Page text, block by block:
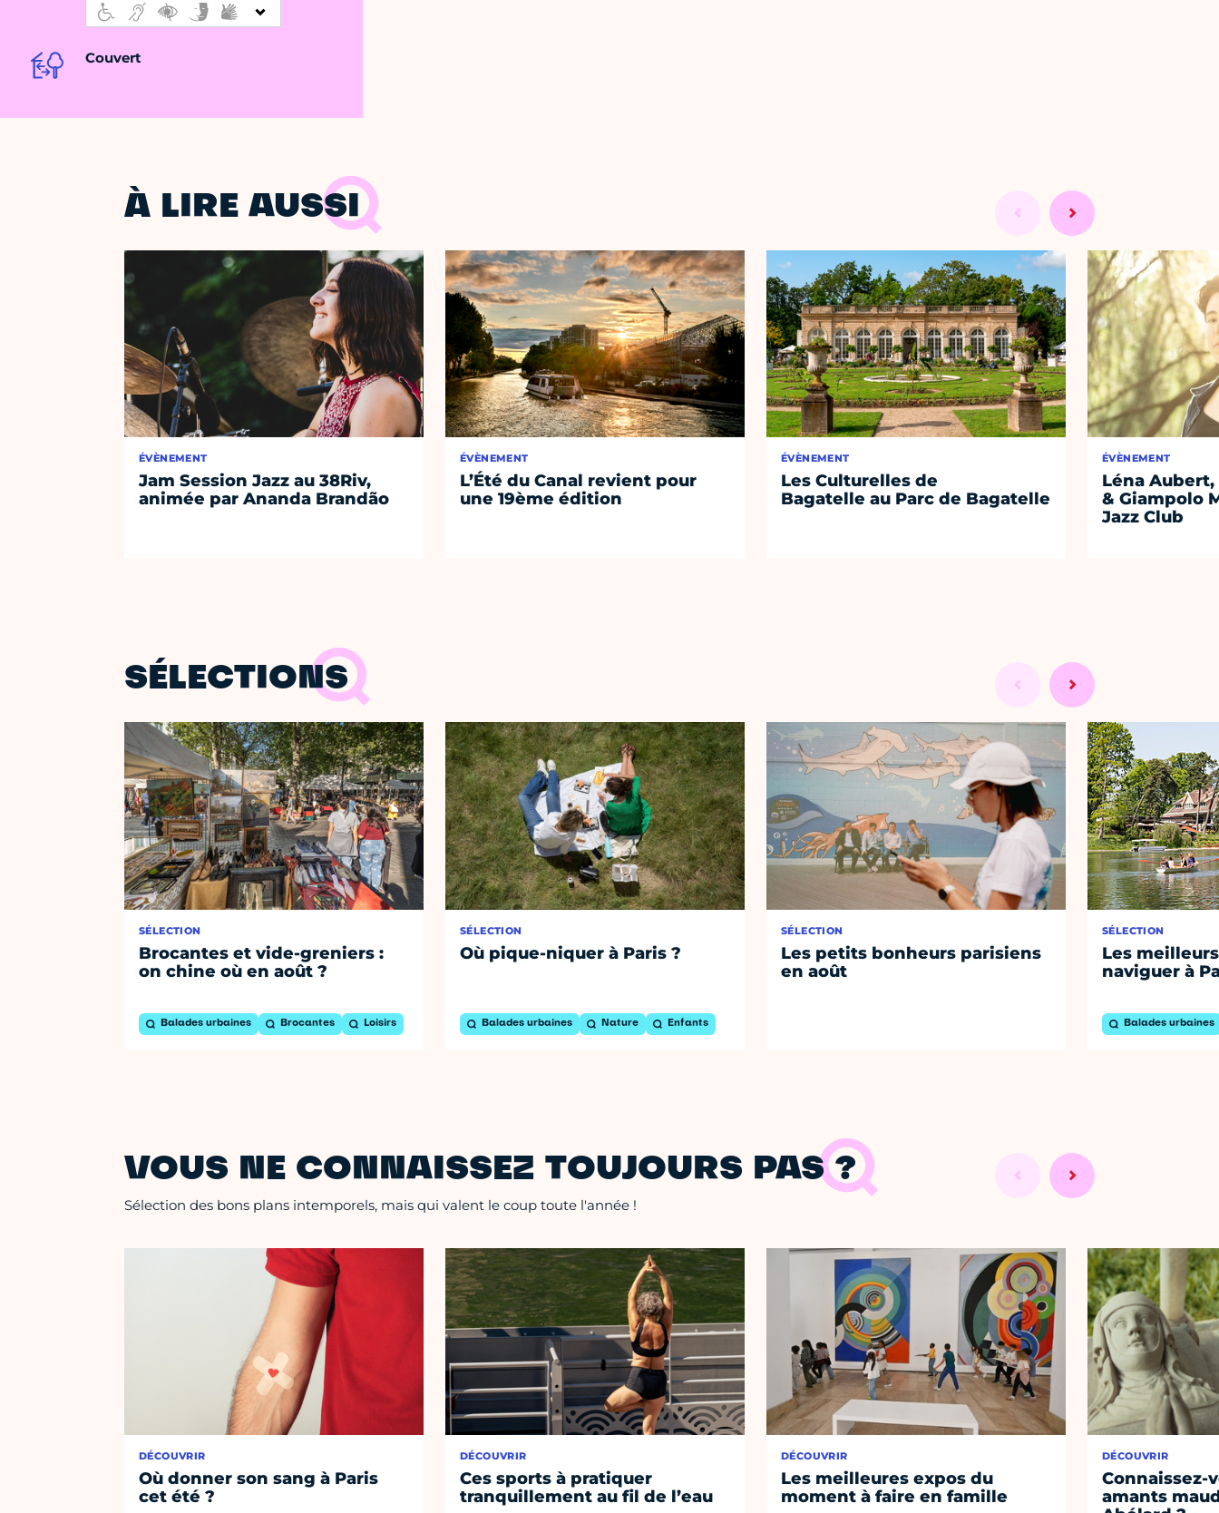
Couvert
À LIRE AUSSI
ÉVÈNEMENT
Jam Session Jazz au 38Riv,
animée par Ananda Brandão
ÉVÈNEMENT
L’Été du Canal revient pour
une 19ème édition
ÉVÈNEMENT
Les Culturelles de
Bagatelle au Parc de Bagatelle
ÉVÈNEMENT
Léna
& Giampolo
Jazz Club
SÉLECTIONS
SÉLECTION
Brocantes et vide-greniers :
on chine où en août ?
Balades urbaines Brocantes Loisirs
SÉLECTION
Où pique-niquer à Paris ?
Balades urbaines Nature Enfants
SÉLECTION
Les petits bonheurs parisiens
en août
SÉLECTION
Les
naviguer à
Balades urbaines
VOUS NE CONNAISSEZ TOUJOURS PAS ?
Sélection des bons plans intemporels, mais qui valent le coup toute l'année !
DÉCOUVRIR
Où donner son sang à Paris
cet été ?
DÉCOUVRIR
Ces sports à pratiquer
tranquillement au fil de l’eau
DÉCOUVRIR
Les meilleures expos du
moment à faire en famille
DÉCOUVRIR
Connaissez-
amants